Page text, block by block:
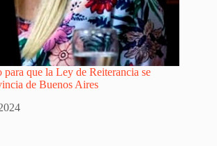
para que la Ley de Reiterancia se
de Buenos Aires